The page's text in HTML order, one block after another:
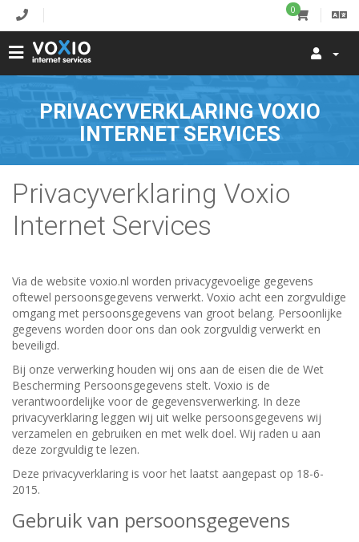
0
PRIVACYVERKLARING VOXIO
INTERNET SERVICES
Privacyverklaring Voxio
Internet Services
Via de website voxio.nl worden privacygevoelige gegevens
oftewel persoonsgegevens verwerkt. Voxio acht een zorgvuldige
omgang met persoonsgegevens van groot belang. Persoonlijke
gegevens worden door ons dan ook zorgvuldig verwerkt en
beveiligd.
Bij onze verwerking houden wij ons aan de eisen die de Wet
Bescherming Persoonsgegevens stelt. Voxio is de
verantwoordelijke voor de gegevensverwerking. In deze
privacyverklaring leggen wij uit welke persoonsgegevens wij
verzamelen en gebruiken en met welk doel. Wij raden u aan
deze zorgvuldig te lezen.
Deze privacyverklaring is voor het laatst aangepast op 18-6-
2015.
Gebruik van persoonsgegevens